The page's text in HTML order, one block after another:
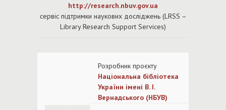
http://research.nbuv.gov.ua
cервіс підтримки наукових досліджень (LRSS –
Library Research Support Services)
Розробник проєкту
Національна бібліотека
України імені В. І.
Вернадського (НБУВ)